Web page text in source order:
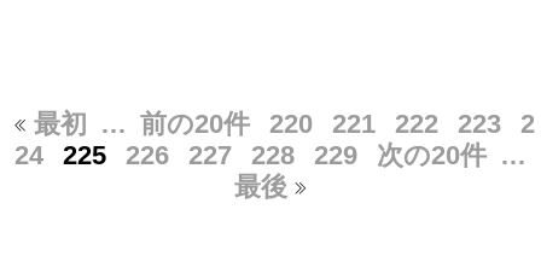
最初 … 前の20件 220 221 222 223
2
24
225 226 227 228 229 次の20件 …
最後